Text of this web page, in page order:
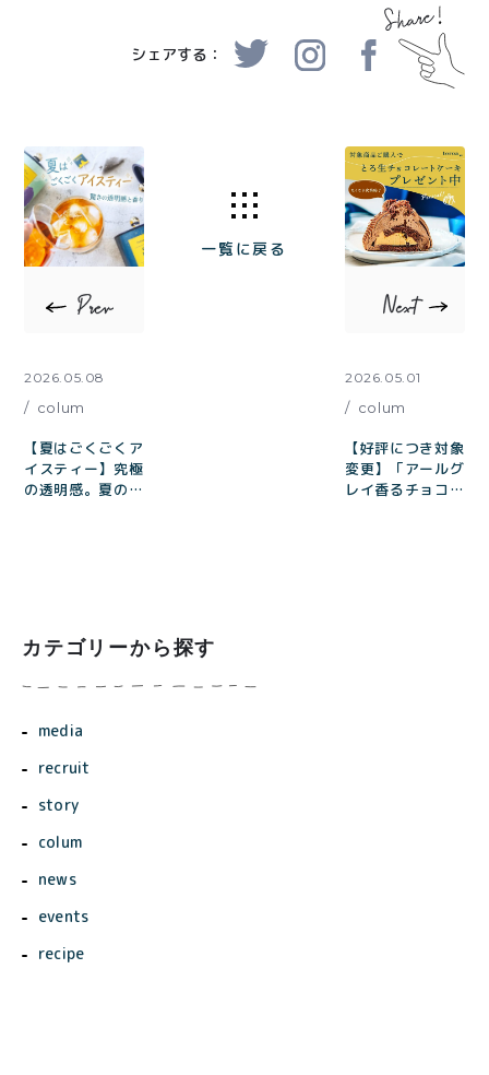
シェアする：
2026.05.08
colum
【夏はごくごくア
イスティー】究極
の透明感。夏の喉
2026.05.01
colum
【好評につき対象
変更】「アールグ
レイ香るチョコだ
一覧に戻る
カテゴリーから探す
media
recruit
story
colum
news
events
recipe